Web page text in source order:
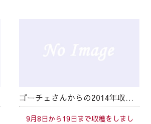
ゴーチェさんからの2014年収穫情報
9月8日から19日まで収穫をしまし